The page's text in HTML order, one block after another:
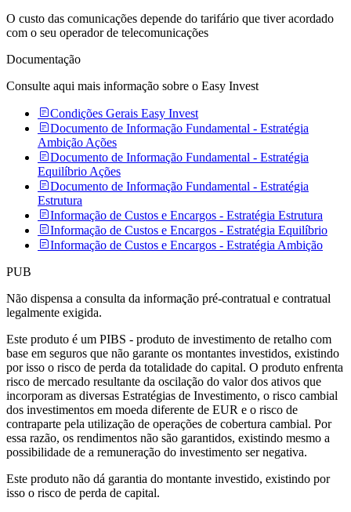
O custo das comunicações depende do tarifário que tiver acordado
com o seu operador de telecomunicações
Documentação
Consulte aqui mais informação sobre o Easy Invest
Condições Gerais Easy Invest
Documento de Informação Fundamental - Estratégia
Ambição Ações
Documento de Informação Fundamental - Estratégia
Equilíbrio Ações
Documento de Informação Fundamental - Estratégia
Estrutura
Informação de Custos e Encargos - Estratégia Estrutura
Informação de Custos e Encargos - Estratégia Equilíbrio
Informação de Custos e Encargos - Estratégia Ambição
PUB
Não dispensa a consulta da informação pré-contratual e contratual
legalmente exigida.
Este produto é um PIBS - produto de investimento de retalho com
base em seguros que não garante os montantes investidos, existindo
por isso o risco de perda da totalidade do capital. O produto enfrenta
risco de mercado resultante da oscilação do valor dos ativos que
incorporam as diversas Estratégias de Investimento, o risco cambial
dos investimentos em moeda diferente de EUR e o risco de
contraparte pela utilização de operações de cobertura cambial. Por
essa razão, os rendimentos não são garantidos, existindo mesmo a
possibilidade de a remuneração do investimento ser negativa.
Este produto não dá garantia do montante investido, existindo por
isso o risco de perda de capital.